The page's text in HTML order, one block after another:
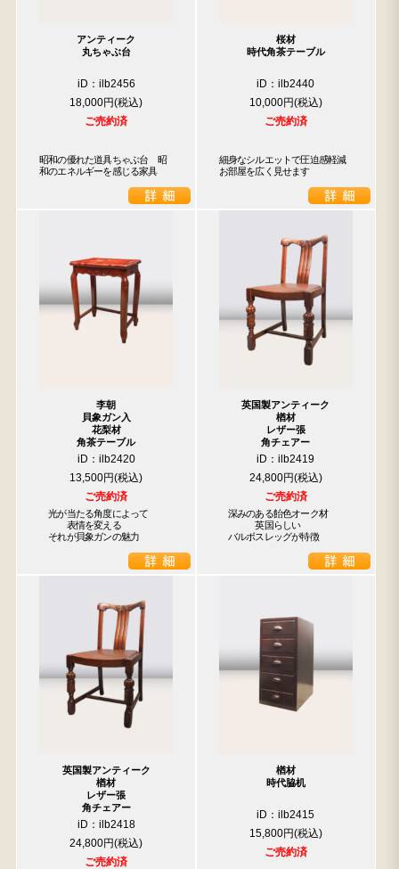
アンティーク
丸ちゃぶ台
iD：ilb2456
18,000円
ご売約済
昭和の優れた道具ちゃぶ台　昭
和のエネルギーを感じる家具
桜材
時代角茶テーブル
iD：ilb2440
10,000円
ご売約済
細身なシルエットで圧迫感軽減
お部屋を広く見せます
李朝
貝象ガン入
花梨材
角茶テーブル
iD：ilb2420
13,500円
ご売約済
光が当たる角度によって
表情を変える
それが貝象ガンの魅力
英国製アンティーク
楢材
レザー張
角チェアー
iD：ilb2419
24,800円
ご売約済
深みのある飴色オーク材
英国らしい
バルボスレッグが特徴
英国製アンティーク
楢材
レザー張
角チェアー
iD：ilb2418
24,800円
ご売約済
楢材
時代脇机
iD：ilb2415
15,800円
ご売約済